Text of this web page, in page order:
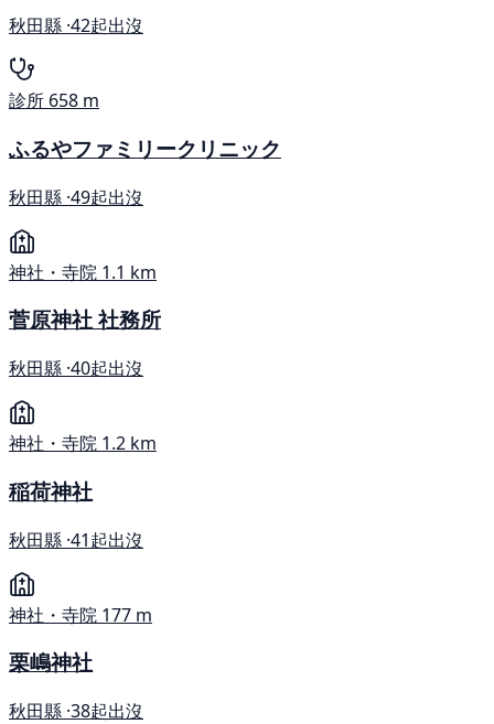
秋田縣 ·42起出沒
診所 658 m
ふるやファミリークリニック
秋田縣 ·49起出沒
神社・寺院 1.1 km
菅原神社 社務所
秋田縣 ·40起出沒
神社・寺院 1.2 km
稲荷神社
秋田縣 ·41起出沒
神社・寺院 177 m
栗嶋神社
秋田縣 ·38起出沒